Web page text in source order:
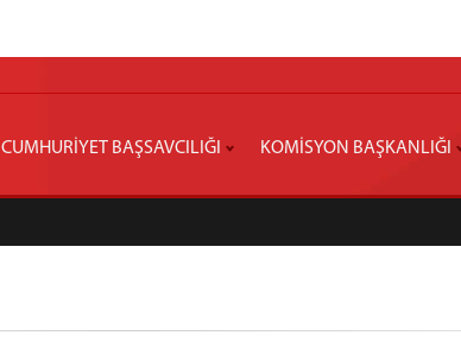
CUMHURİYET BAŞSAVCILIĞI KOMİSYON BAŞKANLIĞI